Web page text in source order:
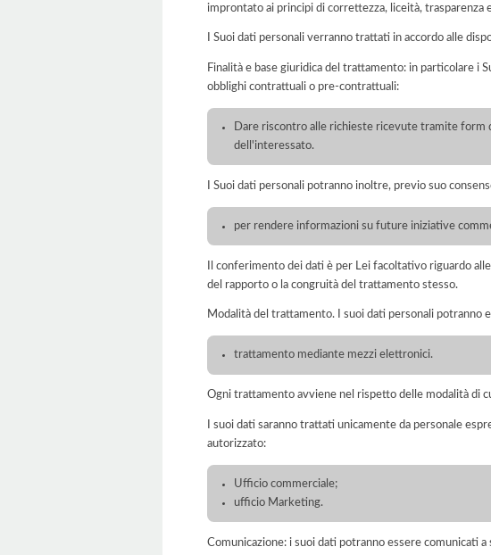
improntato ai principi di correttezza, liceità, trasparenza
I Suoi dati personali verranno trattati in accordo alle
Finalità e base giuridica del trattamento: in particolare i
obblighi contrattuali o pre-contrattuali:
Dare riscontro alle richieste ricevute tramite form
dell'interessato.
I Suoi dati personali potranno inoltre, previo suo
per rendere informazioni su future iniziative
Il conferimento dei dati è per Lei facoltativo riguardo
del rapporto o la congruità del trattamento stesso.
Modalità del trattamento. I suoi dati personali potranno
trattamento mediante mezzi elettronici.
Ogni trattamento avviene nel rispetto delle modalità di
I suoi dati saranno trattati unicamente da personale
autorizzato:
Ufficio commerciale;
ufficio Marketing.
Comunicazione: i suoi dati potranno essere comunicati